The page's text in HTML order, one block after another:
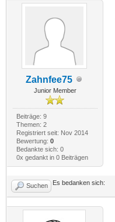
Zahnfee75
Junior Member
Beiträge: 9
Themen: 2
Registriert seit: Nov 2014
Bewertung: 0
Bedankte sich: 0
0x gedankt in 0 Beiträgen
Suchen Es bedanken sich: